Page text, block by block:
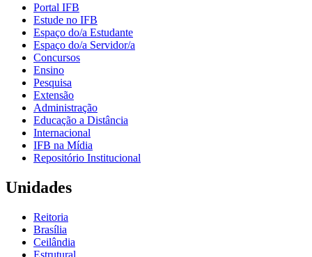
Portal IFB
Estude no IFB
Espaço do/a Estudante
Espaço do/a Servidor/a
Concursos
Ensino
Pesquisa
Extensão
Administração
Educação a Distância
Internacional
IFB na Mídia
Repositório Institucional
Unidades
Reitoria
Brasília
Ceilândia
Estrutural